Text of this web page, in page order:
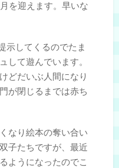
を迎えます。早いな
示してくるのでたま
して遊んでいます。
どだいぶ人間になり
が閉じるまでは赤ち
なり絵本の奪い合い
子たちですが、最近
ようになったのでこ